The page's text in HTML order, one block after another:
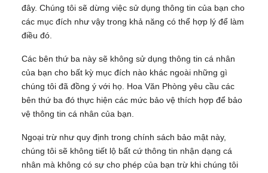
đây. Chúng tôi sẽ dừng việc sử dụng thông tin của bạn cho
các mục đích như vậy trong khả năng có thể hợp lý để làm
điều đó.
Các bên thứ ba này sẽ không sử dụng thông tin cá nhân
của bạn cho bất kỳ mục đích nào khác ngoài những gì
chúng tôi đã đồng ý với họ. Hoa Văn Phòng yêu cầu các
bên thứ ba đó thực hiện các mức bảo vệ thích hợp để bảo
vệ thông tin cá nhân của bạn.
Ngoại trừ như quy định trong chính sách bảo mật này,
chúng tôi sẽ không tiết lộ bất cứ thông tin nhận dạng cá
nhân mà không có sự cho phép của bạn trừ khi chúng tôi